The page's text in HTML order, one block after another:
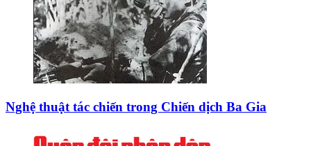
Nghệ thuật tác chiến trong Chiến dịch Ba Gia